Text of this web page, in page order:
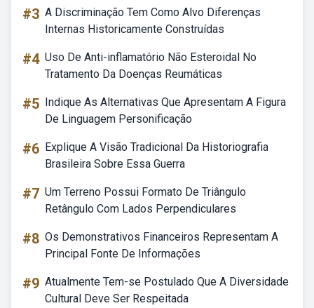
#3 A Discriminação Tem Como Alvo Diferenças
Internas Historicamente Construídas
#4 Uso De Anti-inflamatório Não Esteroidal No
Tratamento Da Doenças Reumáticas
#5 Indique As Alternativas Que Apresentam A Figura
De Linguagem Personificação
#6 Explique A Visão Tradicional Da Historiografia
Brasileira Sobre Essa Guerra
#7 Um Terreno Possui Formato De Triângulo
Retângulo Com Lados Perpendiculares
#8 Os Demonstrativos Financeiros Representam A
Principal Fonte De Informações
#9 Atualmente Tem-se Postulado Que A Diversidade
Cultural Deve Ser Respeitada